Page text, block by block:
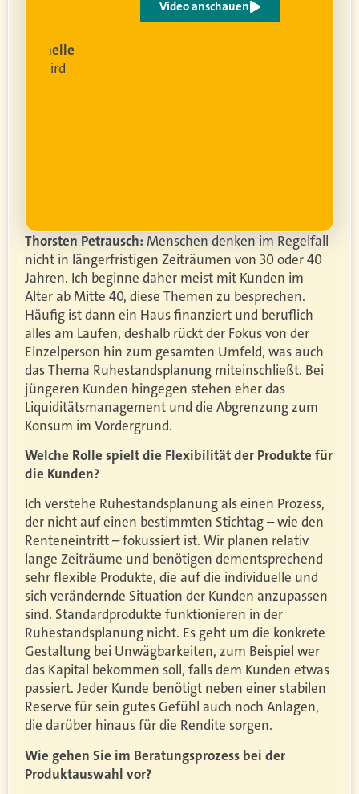
wird
Video anschauen
Thorsten Petrausch: Menschen denken im Regelfall
nicht in längerfristigen Zeiträumen von 30 oder 40
Jahren. Ich beginne daher meist mit Kunden im
Alter ab Mitte 40, diese Themen zu besprechen.
Häufig ist dann ein Haus finanziert und beruflich
alles am Laufen, deshalb rückt der Fokus von der
Einzelperson hin zum gesamten Umfeld, was auch
das Thema Ruhestandsplanung miteinschließt. Bei
jüngeren Kunden hingegen stehen eher das
Liquiditätsmanagement und die Abgrenzung zum
Konsum im Vordergrund.
Welche Rolle spielt die Flexibilität der Produkte für
die Kunden?
Ich verstehe Ruhestandsplanung als einen Prozess,
der nicht auf einen bestimmten Stichtag – wie den
Renteneintritt – fokussiert ist. Wir planen relativ
lange Zeiträume und benötigen dementsprechend
sehr flexible Produkte, die auf die individuelle und
sich verändernde Situation der Kunden anzupassen
sind. Standardprodukte funktionieren in der
Ruhestandsplanung nicht. Es geht um die konkrete
Gestaltung bei Unwägbarkeiten, zum Beispiel wer
das Kapital bekommen soll, falls dem Kunden etwas
passiert. Jeder Kunde benötigt neben einer stabilen
Reserve für sein gutes Gefühl auch noch Anlagen,
die darüber hinaus für die Rendite sorgen.
Wie gehen Sie im Beratungsprozess bei der
Produktauswahl vor?